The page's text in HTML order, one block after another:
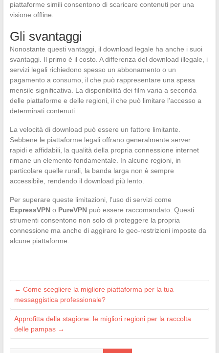
piattaforme simili consentono di scaricare contenuti per una
visione offline.
Gli svantaggi
Nonostante questi vantaggi, il download legale ha anche i suoi
svantaggi. Il primo è il costo. A differenza del download illegale, i
servizi legali richiedono spesso un abbonamento o un
pagamento a consumo, il che può rappresentare una spesa
mensile significativa. La disponibilità dei film varia a seconda
delle piattaforme e delle regioni, il che può limitare l’accesso a
determinati contenuti.
La velocità di download può essere un fattore limitante.
Sebbene le piattaforme legali offrano generalmente server
rapidi e affidabili, la qualità della propria connessione internet
rimane un elemento fondamentale. In alcune regioni, in
particolare quelle rurali, la banda larga non è sempre
accessibile, rendendo il download più lento.
Per superare queste limitazioni, l’uso di servizi come
ExpressVPNo PureVPNpuò essere raccomandato. Questi
strumenti consentono non solo di proteggere la propria
connessione ma anche di aggirare le geo-restrizioni imposte da
alcune piattaforme.
← Come scegliere la migliore piattaforma per la tua
messaggistica professionale?
Approfitta della stagione: le migliori regioni per la raccolta
delle pampas →